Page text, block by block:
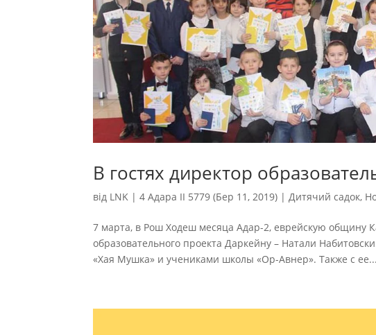
В гостях директор
від LNK |4 Адара II 5779 (Бер 11, 2019) |Дитячий садок,
7 марта, в Рош Ходеш месяца Адар-2, еврейскую общину
образовательного проекта Даркейну – Натали
«Хая Мушка» и учениками школы «Ор-Авнер». Также с ее...